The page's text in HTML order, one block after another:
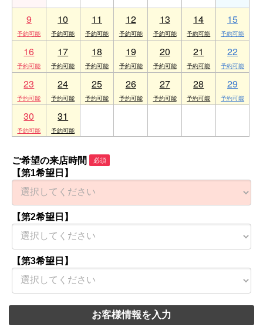
9 10 11 12 13 14 15
16 17 18 19 20 21 22
23 24 25 26 27 28 29
30 31
ご希望の来店時間 必須
【第1希望日】
【第2希望日】
【第3希望日】
お客様情報を入力